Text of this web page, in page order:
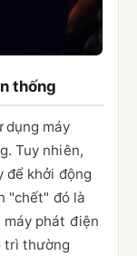
thống
dụng máy
Tuy nhiên,
để khởi động
"chết" đó là
máy phát điện
trì thường